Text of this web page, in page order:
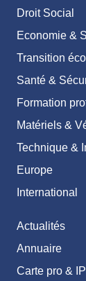
Droit Social
Economie &
Transition
Santé &
Formation
Matériels &
Technique &
Europe
International
Actualités
Annuaire
Carte pro & IP